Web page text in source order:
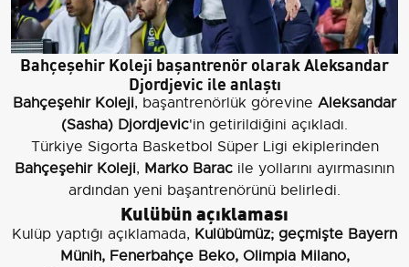
Bahçeşehir Koleji başantrenör olarak Aleksandar
Djordjevic ile anlaştı
Bahçeşehir Koleji, başantrenörlük görevine Aleksandar
(Sasha) Djordjevic'in getirildiğini açıkladı.
Türkiye Sigorta Basketbol Süper Ligi ekiplerinden
Bahçeşehir Koleji, Marko Barac ile yollarını ayırmasının
ardından yeni başantrenörünü belirledi.
Kulübün açıklaması
Kulüp yaptığı açıklamada, Kulübümüz; geçmişte Bayern
Münih, Fenerbahçe Beko, Olimpia Milano,